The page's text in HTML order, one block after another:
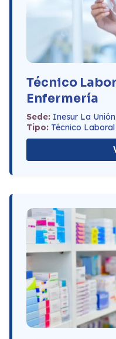
Técnico
Enfermería
Sede: Inesur La Unión
Tipo: Técnico